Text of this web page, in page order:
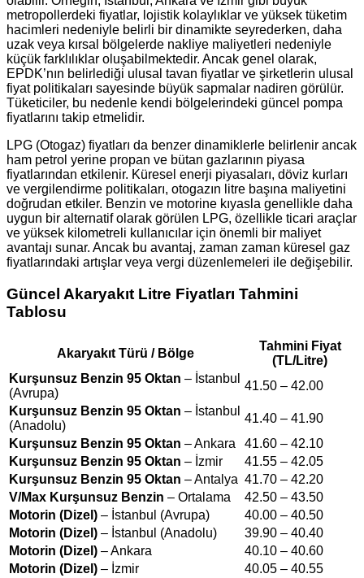
metropollerdeki fiyatlar, lojistik kolaylıklar ve yüksek tüketim
hacimleri nedeniyle belirli bir dinamikte seyrederken, daha
uzak veya kırsal bölgelerde nakliye maliyetleri nedeniyle
küçük farklılıklar oluşabilmektedir. Ancak genel olarak,
EPDK’nın belirlediği ulusal tavan fiyatlar ve şirketlerin ulusal
fiyat politikaları sayesinde büyük sapmalar nadiren görülür.
Tüketiciler, bu nedenle kendi bölgelerindeki güncel pompa
fiyatlarını takip etmelidir.
LPG (Otogaz) fiyatları da benzer dinamiklerle belirlenir ancak
ham petrol yerine propan ve bütan gazlarının piyasa
fiyatlarından etkilenir. Küresel enerji piyasaları, döviz kurları
ve vergilendirme politikaları, otogazın litre başına maliyetini
doğrudan etkiler. Benzin ve motorine kıyasla genellikle daha
uygun bir alternatif olarak görülen LPG, özellikle ticari araçlar
ve yüksek kilometreli kullanıcılar için önemli bir maliyet
avantajı sunar. Ancak bu avantaj, zaman zaman küresel gaz
fiyatlarındaki artışlar veya vergi düzenlemeleri ile değişebilir.
Güncel Akaryakıt Litre Fiyatları Tahmini
Tablosu
Akaryakıt Türü / Bölge
Tahmini Fiyat
(TL/Litre)
Kurşunsuz Benzin 95 Oktan – İstanbul
(Avrupa)
41.50 – 42.00
Kurşunsuz Benzin 95 Oktan – İstanbul
(Anadolu)
41.40 – 41.90
Kurşunsuz Benzin 95 Oktan – Ankara
41.60 – 42.10
Kurşunsuz Benzin 95 Oktan – İzmir
41.55 – 42.05
Kurşunsuz Benzin 95 Oktan – Antalya 41.70 – 42.20
V/Max Kurşunsuz Benzin – Ortalama
42.50 – 43.50
Motorin (Dizel) – İstanbul (Avrupa)
40.00 – 40.50
Motorin (Dizel) – İstanbul (Anadolu)
39.90 – 40.40
Motorin (Dizel) – Ankara
40.10 – 40.60
Motorin (Dizel) – İzmir
40.05 – 40.55